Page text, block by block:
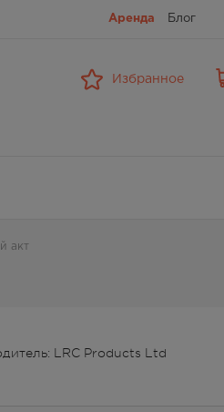
Аренда Блог
Избранное
акт
LRC Products Ltd